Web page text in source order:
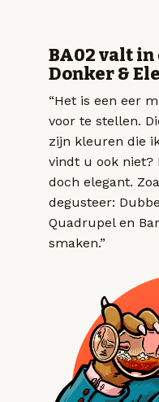
BA02 valt
Donker &
“Het is een eer
voor te stellen.
zijn kleuren die
vindt u ook
doch elegant.
degusteer:
Quadrupel en
smaken.”